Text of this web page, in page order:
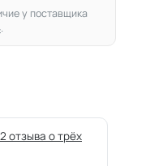
у поставщика
.
отзыва о трёх